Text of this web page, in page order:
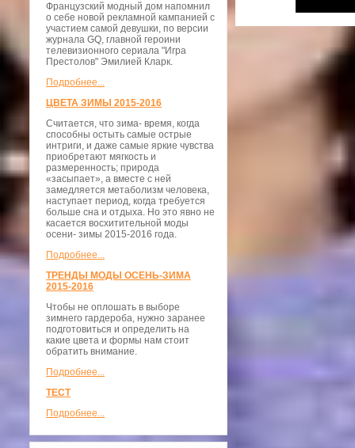
Французский модный дом напомнил
о себе новой рекламной кампанией с
участием самой девушки, по версии
журнала GQ, главной героини
телевизионного сериала "Игра
Престолов" Эмилией Кларк.
Подробнее...
ЦВЕТА ЗИМЫ 2015-2016
Считается, что зима- время, когда
способны остыть самые острые
интриги, и даже самые яркие чувства
приобретают мягкость и
размеренность; природа
«засыпает», а вместе с ней
замедляется метаболизм человека,
наступает период, когда требуется
больше сна и отдыха. Но это явно не
касается восхитительной моды
осени- зимы 2015-2016 года.
Подробнее...
ТРЕНДЫ МОДЫ ОСЕНЬ-ЗИМА
2015-2016
Чтобы не оплошать в выборе
зимнего гардероба, нужно заранее
подготовиться и определить на
какие цвета и формы нам стоит
обратить внимание.
Подробнее...
ТЕСТ
Подробнее...